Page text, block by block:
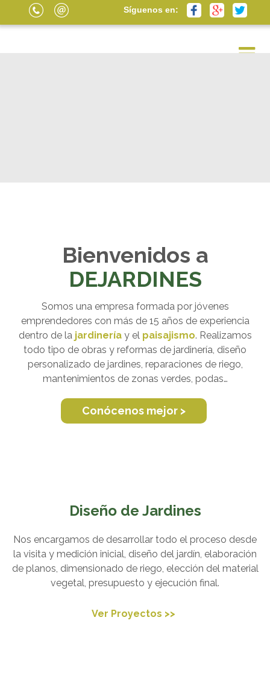
Síguenos en:
Bienvenidos a
DEJARDINES
Somos una empresa formada por jóvenes
emprendedores con más de 15 años de experiencia
dentro de la jardineríay el paisajismo. Realizamos
todo tipo de obras y reformas de jardinería, diseño
personalizado de jardines, reparaciones de riego,
mantenimientos de zonas verdes, podas…
Conócenos mejor >
Diseño de Jardines
Nos encargamos de desarrollar todo el proceso desde
la visita y medición inicial, diseño del jardín, elaboración
de planos, dimensionado de riego, elección del material
vegetal, presupuesto y ejecución final.
Ver Proyectos >>